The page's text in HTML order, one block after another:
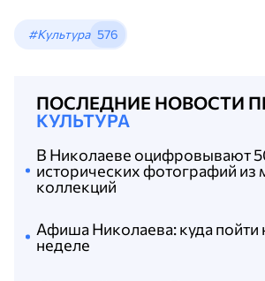
#Культура 576
ПОСЛЕДНИЕ НОВОСТИ
КУЛЬТУРА
Афиша Николаева: куда пойти
неделе
В Николаеве оцифровывают
исторических фотографий из
коллекций